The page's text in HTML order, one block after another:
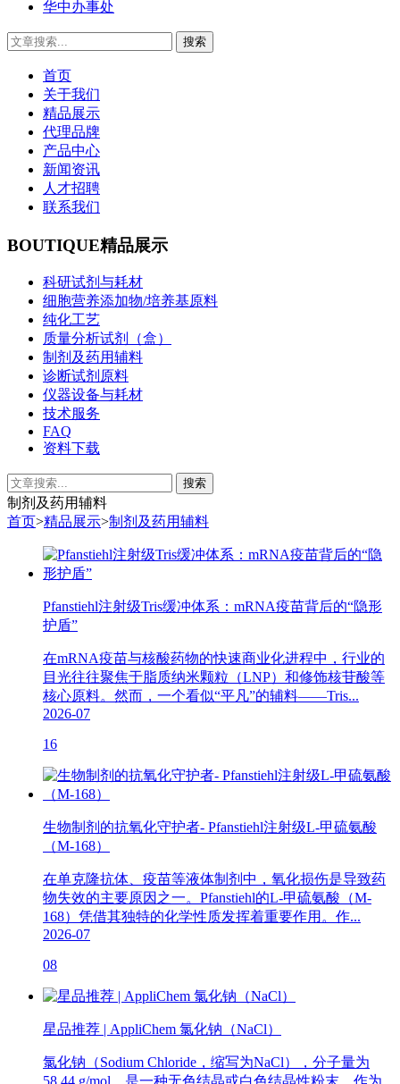
华中办事处
首页
关于我们
精品展示
代理品牌
产品中心
新闻资讯
人才招聘
联系我们
BOUTIQUE精品展示
科研试剂与耗材
细胞营养添加物/培养基原料
纯化工艺
质量分析试剂（盒）
制剂及药用辅料
诊断试剂原料
仪器设备与耗材
技术服务
FAQ
资料下载
制剂及药用辅料
首页>精品展示>制剂及药用辅料
Pfanstiehl注射级Tris缓冲体系：mRNA疫苗背后的“隐形
护盾”
在mRNA疫苗与核酸药物的快速商业化进程中，行业的
目光往往聚焦于脂质纳米颗粒（LNP）和修饰核苷酸等
核心原料。然而，一个看似“平凡”的辅料——Tris...
2026-07
16
生物制剂的抗氧化守护者- Pfanstiehl注射级L-甲硫氨酸
（M-168）
在单克隆抗体、疫苗等液体制剂中，氧化损伤是导致药
物失效的主要原因之一。Pfanstiehl的L-甲硫氨酸（M-
168）凭借其独特的化学性质发挥着重要作用。作...
2026-07
08
星品推荐 | AppliChem 氯化钠（NaCl）
氯化钠（Sodium Chloride，缩写为NaCl），分子量为